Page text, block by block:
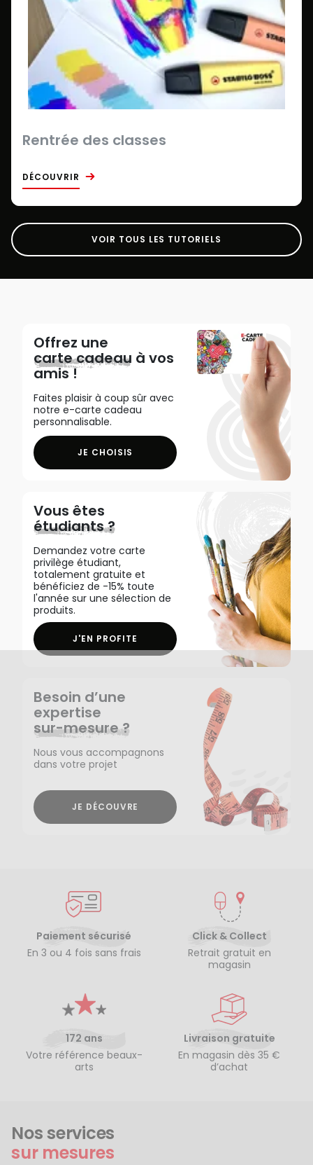
Rentrée des classes
DÉCOUVRIR
VOIR TOUS LES TUTORIELS
Offrez une
carte cadeau à vos
amis !
Faites plaisir à coup sûr avec
notre e-carte cadeau
personnalisable.
JE CHOISIS
Vous êtes
étudiants ?
Demandez votre carte
privilège étudiant,
totalement gratuite et
bénéficiez de -15% toute
l'année sur une sélection de
produits.
J'EN PROFITE
Besoin d’une
expertise
sur-mesure ?
Nous vous accompagnons
dans votre projet
JE DÉCOUVRE
Paiement sécurisé
En 3 ou 4 fois sans frais
Click & Collect
Retrait gratuit en
magasin
172 ans
Votre référence beaux-
arts
Livraison gratuite
En magasin dès 35 €
d’achat
Nos services
sur mesures